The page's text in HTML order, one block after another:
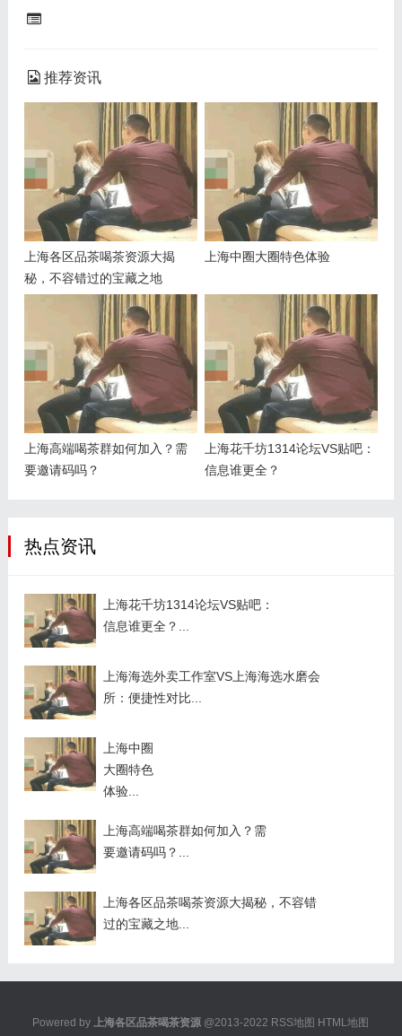
推荐资讯
上海各区品茶喝茶资源大揭
秘，不容错过的宝藏之地
上海中圈大圈特色体验
上海高端喝茶群如何加入？需
要邀请码吗？
上海花千坊1314论坛VS贴吧：
信息谁更全？
热点资讯
上海花千坊1314论坛VS贴吧：
信息谁更全？...
上海海选外卖工作室VS上海海选水磨会
所：便捷性对比...
上海中圈
大圈特色
体验...
上海高端喝茶群如何加入？需
要邀请码吗？...
上海各区品茶喝茶资源大揭秘，不容错
过的宝藏之地...
Powered by上海各区品茶喝茶资源 @2013-2022 RSS地图 HTML地图